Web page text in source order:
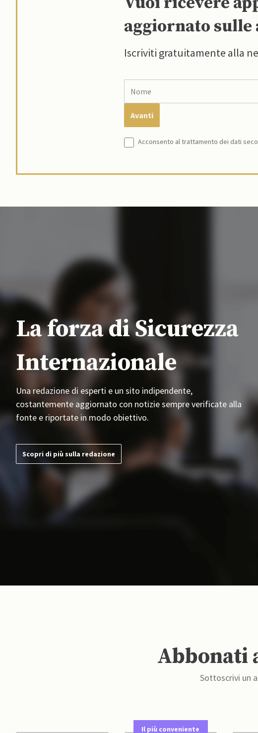
aggiornato sulle
Iscriviti gratuitamente alla
Acconsento al trattamento dei dati
La forza di Sicurezza
Internazionale
Una redazione di esperti e un sito indipendente,
costantemente aggiornato con notizie sempre verificate alla
fonte e riportate in modo obiettivo.
Scopri di più sulla redazione
Abbonati
Sottoscrivi un
Il più conveniente